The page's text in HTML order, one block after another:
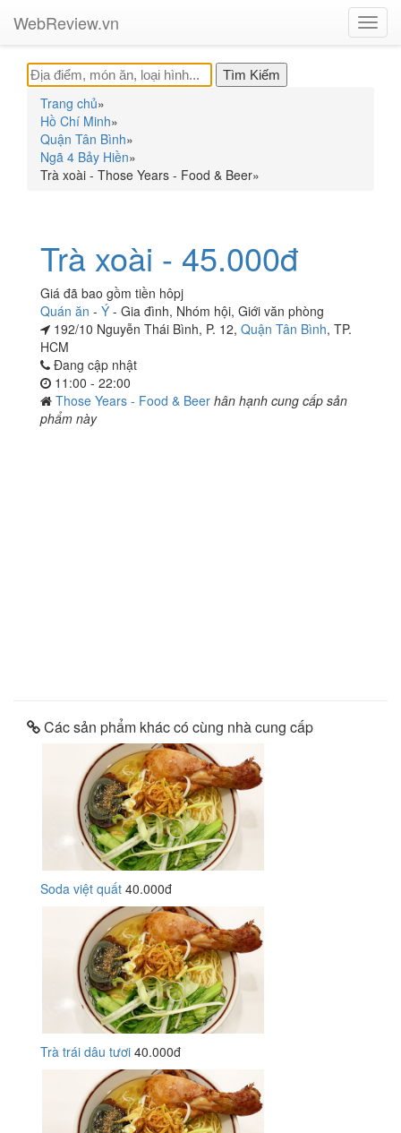
WebReview.vn
Trang chủ»
Hồ Chí Minh»
Quận Tân Bình»
Ngã 4 Bảy Hiền»
Trà xoài - Those Years - Food & Beer»
Trà xoài - 45.000đ
Giá đã bao gồm tiền hôpj
Quán ăn - Ý - Gia đình, Nhóm hội, Giới văn phòng
192/10 Nguyễn Thái Bình, P. 12, Quận Tân Bình, TP.
HCM
Đang cập nhật
11:00 - 22:00
Those Years - Food & Beer hân hạnh cung cấp sản
phẩm này
Các sản phẩm khác có cùng nhà cung cấp
Soda việt quất 40.000đ
Trà trái dâu tươi 40.000đ